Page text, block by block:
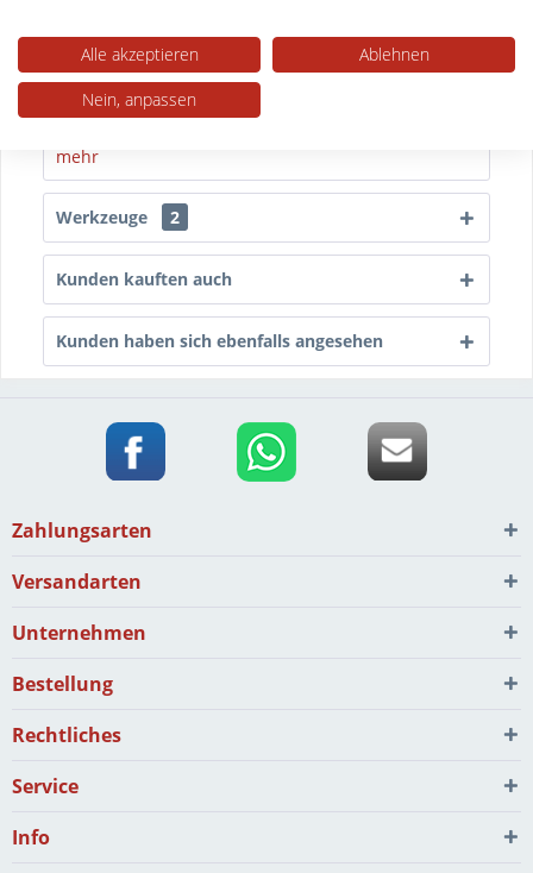
Trusted Shops Bewertungen
Technische Daten
mehr
Werkzeuge 2
Kunden kauften auch
Kunden haben sich ebenfalls angesehen
Zahlungsarten
Versandarten
Unternehmen
Bestellung
Rechtliches
Service
Info
Alle akzeptieren
Ablehnen
Nein, anpassen